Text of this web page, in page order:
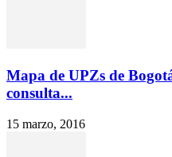
Mapa de UPZs de
consulta...
15 marzo, 2016